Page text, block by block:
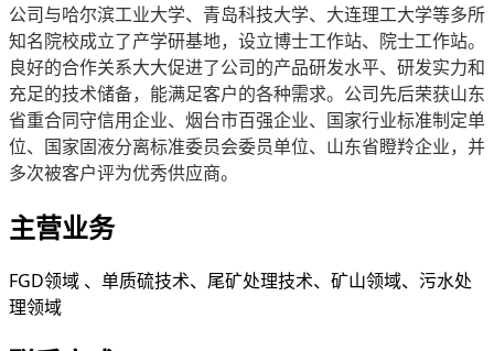
公司与哈尔滨工业大学、青岛科技大学、大连理工大学等多所
知名院校成立了产学研基地，设立博士工作站、院士工作站。
良好的合作关系大大促进了公司的产品研发水平、研发实力和
充足的技术储备，能满足客户的各种需求。公司先后荣获山东
省重合同守信用企业、烟台市百强企业、国家行业标准制定单
位、国家固液分离标准委员会委员单位、山东省瞪羚企业，并
多次被客户评为优秀供应商。
主营业务
FGD领域 、单质硫技术、尾矿处理技术、矿山领域、污水处
理领域